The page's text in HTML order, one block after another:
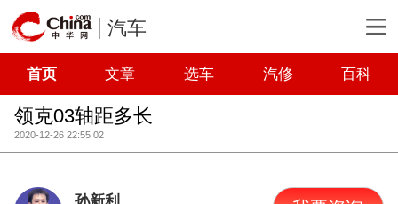
汽车
首页 文章 选车 汽修 百科
领克03轴距多长
2020-12-26 22:55:02
孙新利